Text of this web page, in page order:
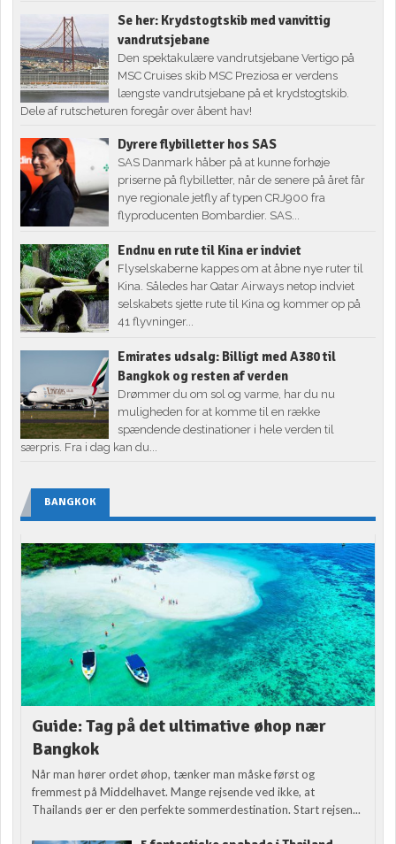
Se her: Krydstogtskib med vanvittig
vandrutsjebane
Den spektakulære vandrutsjebane Vertigo på
MSC Cruises skib MSC Preziosa er verdens
længste vandrutsjebane på et krydstogtskib.
Dele af rutscheturen foregår over åbent hav!
Dyrere flybilletter hos SAS
SAS Danmark håber på at kunne forhøje
priserne på flybilletter, når de senere på året får
nye regionale jetfly af typen CRJ900 fra
flyproducenten Bombardier. SAS...
Endnu en rute til Kina er indviet
Flyselskaberne kappes om at åbne nye ruter til
Kina. Således har Qatar Airways netop indviet
selskabets sjette rute til Kina og kommer op på
41 flyvninger...
Emirates udsalg: Billigt med A380 til
Bangkok og resten af verden
Drømmer du om sol og varme, har du nu
muligheden for at komme til en række
spændende destinationer i hele verden til
særpris. Fra i dag kan du...
BANGKOK
Guide: Tag på det ultimative øhop nær
Bangkok
Når man hører ordet øhop, tænker man måske først og
fremmest på Middelhavet. Mange rejsende ved ikke, at
Thailands øer er den perfekte sommerdestination. Start rejsen...